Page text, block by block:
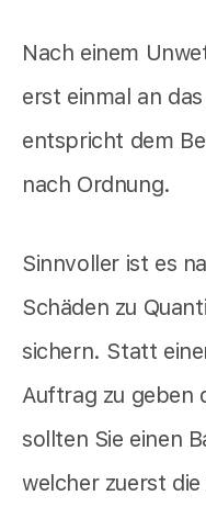
Nach einem
erst einmal an
entspricht dem
nach Ordnung.
Sinnvoller ist es
Schäden zu
sichern. Statt
Auftrag zu geben
sollten Sie einen
welcher zuerst